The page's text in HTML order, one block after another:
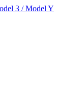
3 / Model Y